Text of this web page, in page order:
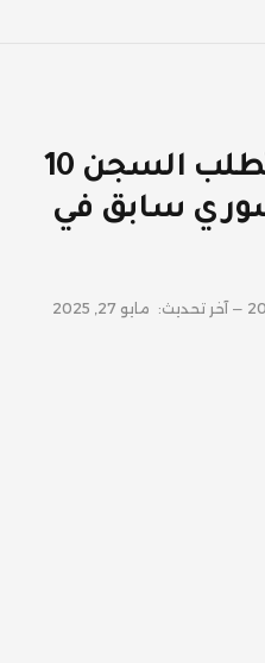
النيابة الفرنسية تطلب السجن 10
سابق في
آخر تحديث: مايو 27, 2025